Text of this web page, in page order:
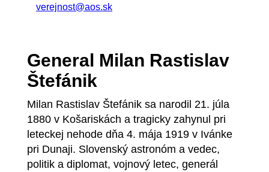
verejnost@aos.sk
General Milan Rastislav
Štefánik
Milan Rastislav Štefánik sa narodil 21. júla
1880 v Košariskách a tragicky zahynul pri
leteckej nehode dňa 4. mája 1919 v Ivánke
pri Dunaji. Slovenský astronóm a vedec,
politik a diplomat, vojnový letec, generál